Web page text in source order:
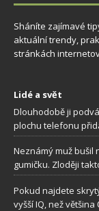
Sháníte zajímavé
aktuální trendy,
stránkách
Lidé a svět
Dlouhodobě ji
plochu telefonu
Neznámý muž bušil
gumičku. Zloději
Pokud najdete
vyšší IQ, než většina